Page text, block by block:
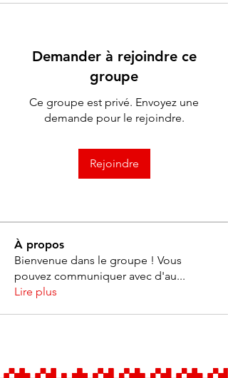
Demander à rejoindre ce
groupe
Ce groupe est privé. Envoyez une
demande pour le rejoindre.
Rejoindre
À propos
Bienvenue dans le groupe ! Vous
pouvez communiquer avec d'au...
Lire plus